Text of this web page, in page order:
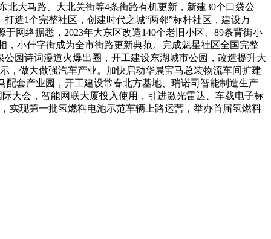
北大马路、大北关街等4条街路有机更新，新建30个口袋公
造1个完整社区，创建时代之城“两邻”标杆社区，建设万
网络据悉，2023年大东区改造140个老旧小区、89条背街小
，小什字街成为全市街路更新典范。完成魁星社区全国完整
园诗词漫道火爆出圈，开工建设东湖城市公园，改造提升大
，做大做强汽车产业。加快启动华晨宝马总装物流车间扩建
套产业园，开工建设常春北方基地、瑞诺司智能制造生产
大会，智能网联大厦投入使用，引进激光雷达、车载电子标
实现第一批氢燃料电池示范车辆上路运营，举办首届氢燃料